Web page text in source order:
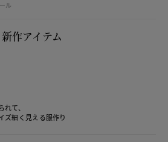
ル
作アイテム
れて、
ズ細く見える服作り